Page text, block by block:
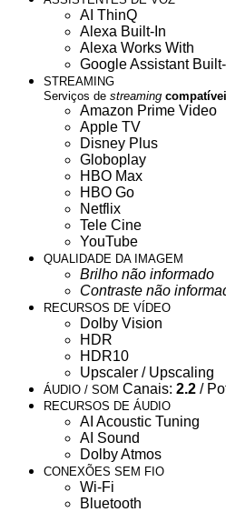
AI ThinQ
Alexa Built-In
Alexa Works With
Google Assistant
STREAMING
Serviços de streaming
Amazon Prime Video
Apple TV
Disney Plus
Globoplay
HBO Max
HBO Go
Netflix
Tele Cine
YouTube
QUALIDADE DA IMAGEM
Brilho não informado
Contraste não
RECURSOS DE VÍDEO
Dolby Vision
HDR
HDR10
Upscaler / Upscaling
ÁUDIO / SOM Canais: 2.2 /
RECURSOS DE ÁUDIO
AI Acoustic Tuning
AI Sound
Dolby Atmos
CONEXÕES SEM FIO
Wi-Fi
Bluetooth